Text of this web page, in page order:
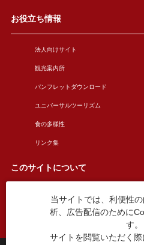
お役立ち情報
法人向けサイト
観光案内所
パンフレットダウンロード
ユニバーサルツーリズム
食の多様性
リンク集
このサイトについて
このサイトについて
お問い合わせ
当サイトでは、利便性
析、広告配信のために
す。
サイトを閲覧いただく